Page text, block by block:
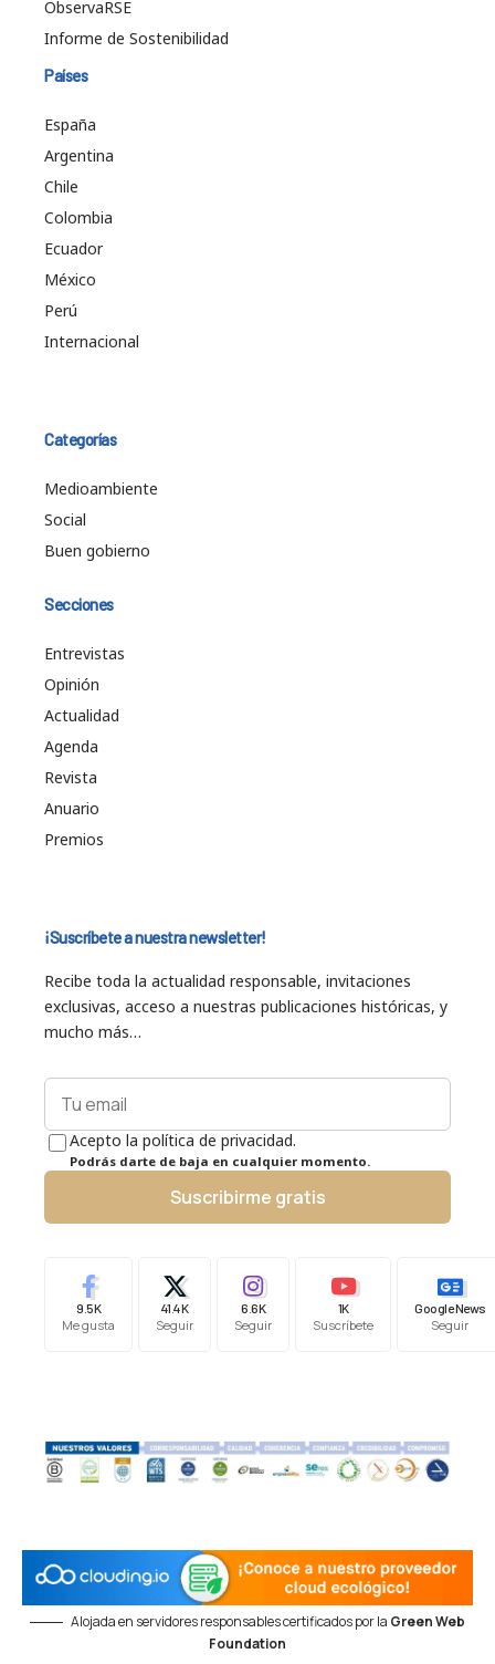
ObservaRSE
Informe de Sostenibilidad
Países
España
Argentina
Chile
Colombia
Ecuador
México
Perú
Internacional
Categorías
Medioambiente
Social
Buen gobierno
Secciones
Entrevistas
Opinión
Actualidad
Agenda
Revista
Anuario
Premios
¡Suscríbete a nuestra newsletter!
Recibe toda la actualidad responsable, invitaciones
exclusivas, acceso a nuestras publicaciones históricas, y
mucho más…
Acepto la política de privacidad.
Podrás darte de baja en cualquier momento.
Suscribirme gratis
9.5K
Me gusta
41.4K
Seguir
6.6K
Seguir
1K
Suscríbete
Google News
Seguir
Alojada en servidores responsables certificados por la Green Web
Foundation